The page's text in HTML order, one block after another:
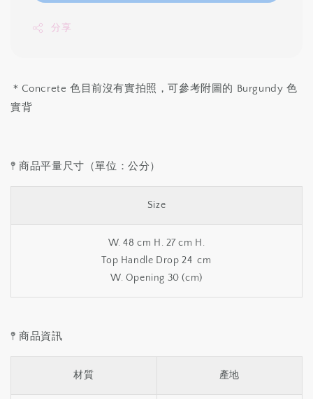
分享
＊Concrete 色目前沒有實拍照，可參考附圖的 Burgundy 色
實背
𖤥 商品平量尺寸（單位：公分）
Size
W. 48 cm H. 27 cm H.
Top Handle Drop 24 cm
W. Opening 30 (cm)
𖤥 商品資訊
材質 產地